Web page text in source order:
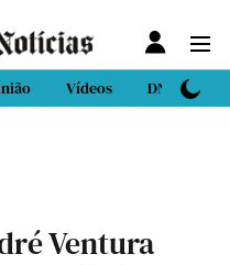
Vídeos DN Sport
Ventura